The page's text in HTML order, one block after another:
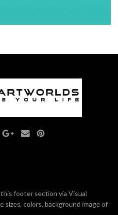
footer section via Visual
sizes, colors, background image of